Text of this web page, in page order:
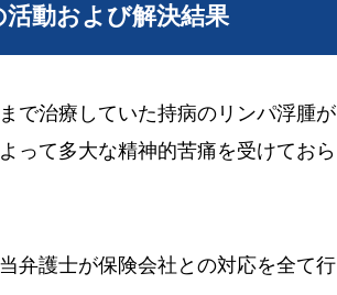
動および解決結果
で治療していた持病のリンパ浮腫が
って多大な精神的苦痛を受けておら
弁護士が保険会社との対応を全て行